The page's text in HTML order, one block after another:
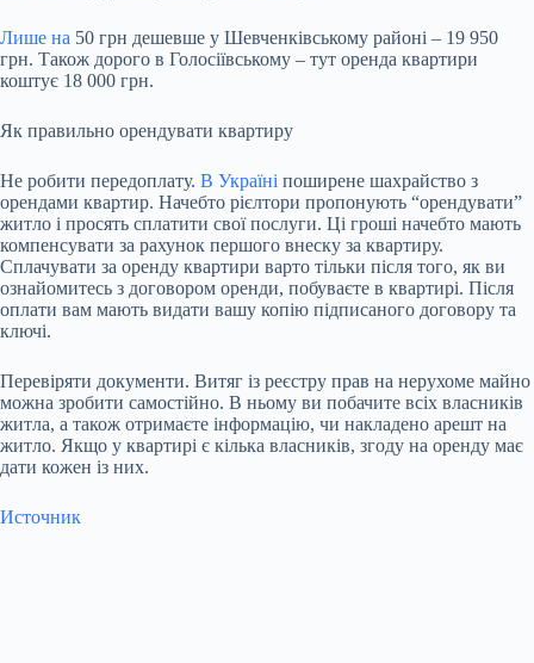
Лише на 50 грн дешевше у Шевченківському районі – 19 950
грн. Також дорого в Голосіївському – тут оренда квартири
коштує 18 000 грн.
Як правильно орендувати квартиру
Не робити передоплату. В Україні поширене шахрайство з
орендами квартир. Начебто рієлтори пропонують “орендувати”
житло і просять сплатити свої послуги. Ці гроші начебто мають
компенсувати за рахунок першого внеску за квартиру.
Сплачувати за оренду квартири варто тільки після того, як ви
ознайомитесь з договором оренди, побуваєте в квартирі. Після
оплати вам мають видати вашу копію підписаного договору та
ключі.
Перевіряти документи. Витяг із реєстру прав на нерухоме майно
можна зробити самостійно. В ньому ви побачите всіх власників
житла, а також отримаєте інформацію, чи накладено арешт на
житло. Якщо у квартирі є кілька власників, згоду на оренду має
дати кожен із них.
Источник